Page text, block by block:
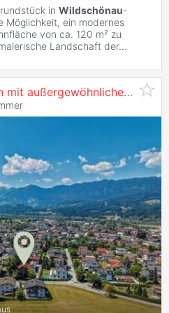
in Wildschönau-
Möglichkeit, ein modernes
von ca. 120 m² zu
Landschaft der...
Charaktervolles Anwesen mit außergewöhnlichem Potenzial in